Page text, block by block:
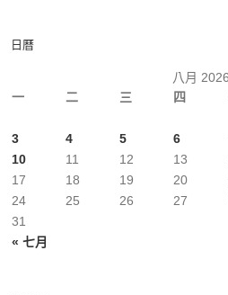
日曆
八月 2026
一
二 三 四
« 七月
3
4 5 6
10
11 12 13
17
18 19 20
24
25 26 27
31